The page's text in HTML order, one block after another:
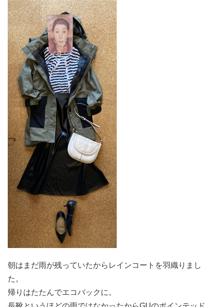
朝はまだ雨が残っていたからレインコートを羽織りまし
た。
帰りはたたんでエコバックに。